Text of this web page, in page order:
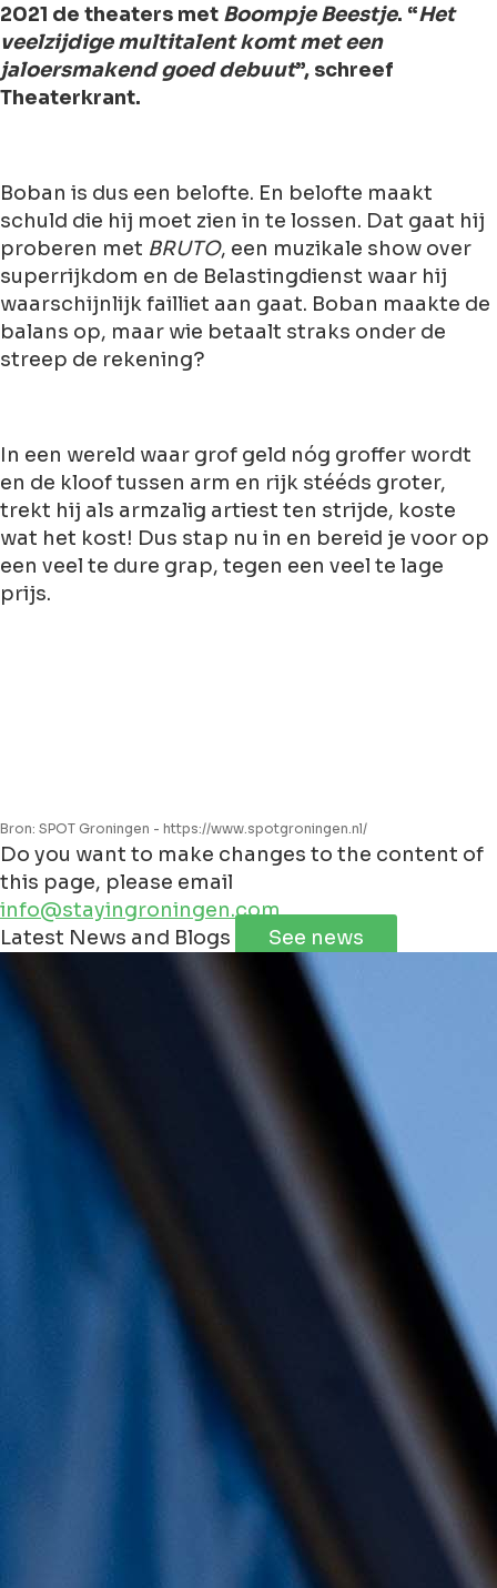
2021 de theaters met Boompje Beestje. “Het
veelzijdige multitalent komt met een
jaloersmakend goed debuut”, schreef
Theaterkrant.
Boban is dus een belofte. En belofte maakt
schuld die hij moet zien in te lossen. Dat gaat hij
proberen met BRUTO, een muzikale show over
superrijkdom en de Belastingdienst waar hij
waarschijnlijk failliet aan gaat. Boban maakte de
balans op, maar wie betaalt straks onder de
streep de rekening?
In een wereld waar grof geld nóg groffer wordt
en de kloof tussen arm en rijk stééds groter,
trekt hij als armzalig artiest ten strijde, koste
wat het kost! Dus stap nu in en bereid je voor op
een veel te dure grap, tegen een veel te lage
prijs.
Bron: SPOT Groningen - https://www.spotgroningen.nl/
Do you want to make changes to the content of
this page, please email
info@stayingroningen.com
+
Leaflet | ©JawgMaps©OpenStreetMap
Latest News and Blogs See news